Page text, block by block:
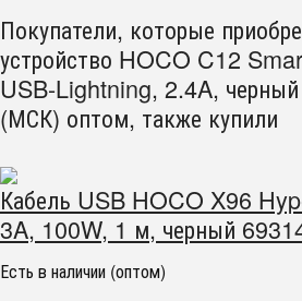
Покупатели, которые
устройство HOCO C12
USB-Lightning, 2.4A,
(МСК) оптом, также купили
Кабель USB HOCO X96
3A, 100W, 1 м, черный
Есть в наличии (оптом)